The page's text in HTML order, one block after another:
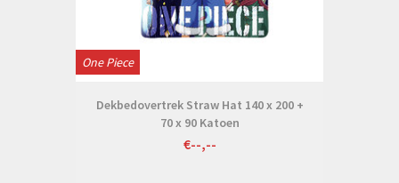
One Piece
Dekbedovertrek Straw Hat 140 x 200 +
70 x 90 Katoen
€--,--